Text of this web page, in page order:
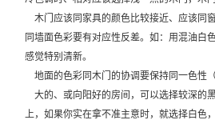
木门应该同家具的颜色比较接近、应该同
同墙面色彩要有对应性反差。如：用混油白
感觉特别清新。
地面的色彩同木门的协调要保持同一色性
大的、或向阳好的房间，可以选择较深的
上，如果你实在拿不准主意时，就选择白色